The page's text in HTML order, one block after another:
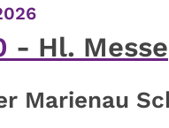
:
Hl. Messe
Marienau